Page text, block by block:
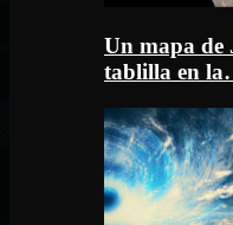
Un mapa de
tablilla en